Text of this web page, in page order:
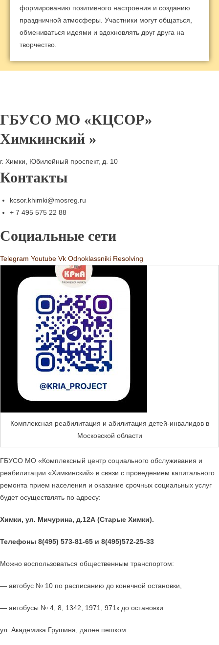
формированию позитивного настроения и созданию
праздничной атмосферы. Участники могут общаться,
обмениваться идеями и вдохновлять друг друга на
творчество.
ГБУСО МО «КЦСОР»
Химкинский »
г. Химки, Юбилейный проспект, д. 10
Контакты
kcsor.khimki@mosreg.ru
+ 7 495 575 22 88
Социальные сети
Telegram Youtube Vk Odnoklassniki Resolving
Комплексная реабилитация и абилитация детей-инвалидов в
Московской области
ГБУСО МО «Комплексный центр социального обслуживания и
реабилитации «Химкинский» в связи с проведением капитального
ремонта прием населения и оказание срочных социальных услуг
будет осуществлять по адресу:
Химки, ул. Мичурина, д.12А (Старые Химки).
Телефоны 8(495) 573-81-65 и 8(495)572-25-33
Можно воспользоваться общественным транспортом:
— автобус № 10 по расписанию до конечной остановки,
— автобусы № 4, 8, 1342, 1971, 971к до остановки
ул. Академика Грушина, далее пешком.